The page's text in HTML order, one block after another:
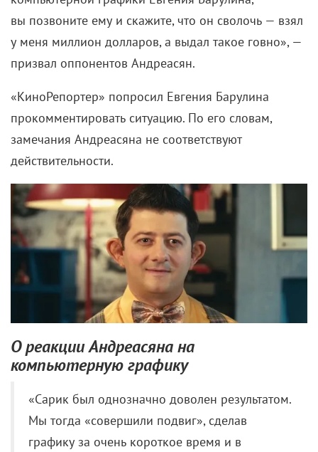
прокомментировать ситуацию. По его словам,
замечания Андреасяна не соответствуют
действительности.
О реакции Андреасяна на
компьютерную графику
«Сарик был однозначно доволен результатом.
Мы тогда «совершили подвиг», сделав
ограниченном бюджете. Все были довольны:
и Сарик, и другие продюсеры. Они даже
указали меня в начальных титрах как
сопродюсера, в виде поощрения. Не все было
сделано на одинаковом уровне, но все